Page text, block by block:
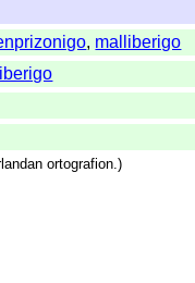
, malliberigo
ortografion.)